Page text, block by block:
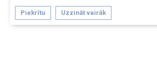
Piekrītu Uzzināt vairāk